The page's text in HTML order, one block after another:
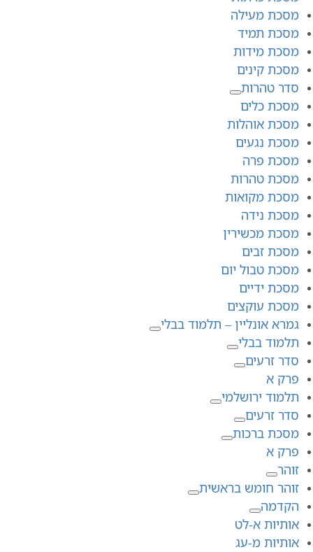
מסכת מעילה
מסכת תמיד
מסכת מידות
מסכת קינים
סדר טהרות
מסכת כלים
מסכת אוהלות
מסכת נגעים
מסכת פרה
מסכת טהרות
מסכת מקואות
מסכת נידה
מסכת מכשירין
מסכת זבים
מסכת טבול יום
מסכת ידיים
מסכת עוקצים
גמרא אונליין – תלמוד בבלי
תלמוד בבלי
סדר זרעים
פרק א
תלמוד ירושלמי
סדר זרעים
מסכת ברכות
פרק א
זוהר
זוהר חומש בראשית
הקדמה
אותיות א-לט
אותיות מ-עג